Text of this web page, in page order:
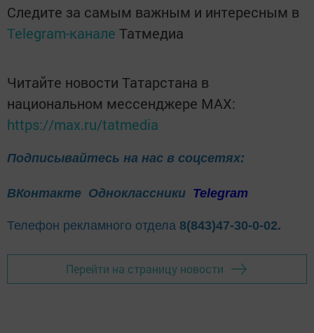
Следите за самым важным и интересным в
Telegram-канале Татмедиа
Читайте новости Татарстана в
национальном мессенджере MАХ:
https://max.ru/tatmedia
Подписывайтесь на нас в соцсетях:
ВКонтакте Одноклассники Telegram
Телефон рекламного отдела 8(843)47-30-0-02.
Перейти на страницу новости